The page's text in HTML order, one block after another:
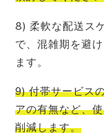
8) 柔軟な配送ス
で、混雑期を避
ます。
9) 付帯サービス
アの有無など、
削減します。